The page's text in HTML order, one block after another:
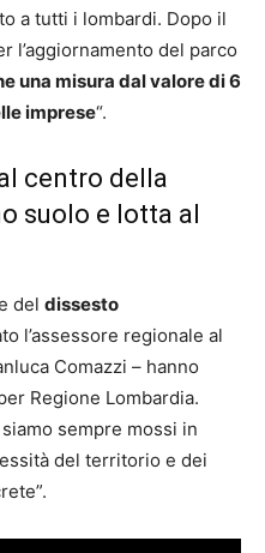
a tutti i lombardi. Dopo il
l’aggiornamento del parco
una misura dal valore di 6
imprese“.
centro della
suolo e lotta al
del dissesto
l’assessore regionale al
Comazzi – hanno
Regione Lombardia.
sempre mossi in
del territorio e dei